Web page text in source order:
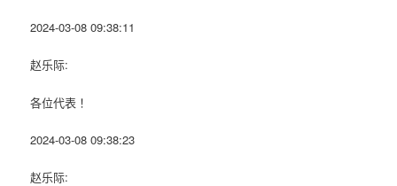
2024-03-08 09:38:11
赵乐际:
各位代表！
2024-03-08 09:38:23
赵乐际: